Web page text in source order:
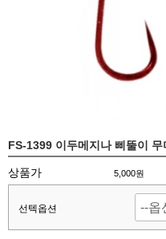
FS-1399 이두메지나 삐뚤이
상품가 5,000원
선텍옵션